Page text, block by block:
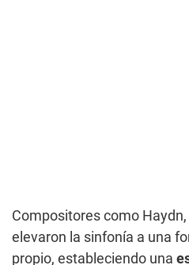
Compositores como
elevaron la sinfonía a una
propio, estableciendo una